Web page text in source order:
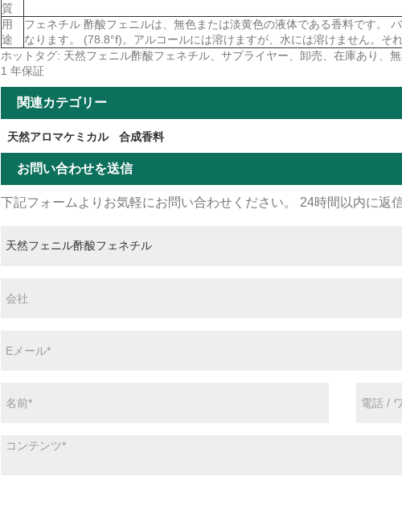
質
用
途
フェネチル 酢酸フェニルは、無色または淡黄色の液体である香料です。
なります。 (78.8°f)。アルコールには溶けますが、水には溶けません。そ
ホットタグ: 天然フェニル酢酸フェネチル、サプライヤー、卸売、在庫あり、
1 年保証
関連カテゴリー
天然アロマケミカル 合成香料
お問い合わせを送信
下記フォームよりお気軽にお問い合わせください。 24時間以内に返